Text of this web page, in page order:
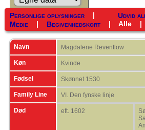
Udvid
Personlige oplysninger|
Medie | Begivenhedskort| Alle
Navn Magdalene Reventlow
Køn Kvinde
Fødsel Skønnet 1530
Family Line VI. Den fynske linje
Død eft. 1602